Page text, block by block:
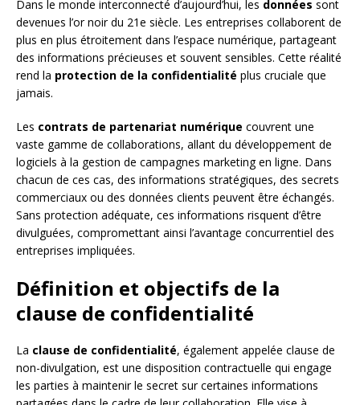
Dans le monde interconnecté d’aujourd’hui, les données sont
devenues l’or noir du 21e siècle. Les entreprises collaborent de
plus en plus étroitement dans l’espace numérique, partageant
des informations précieuses et souvent sensibles. Cette réalité
rend la protection de la confidentialité plus cruciale que
jamais.
Les contrats de partenariat numérique couvrent une
vaste gamme de collaborations, allant du développement de
logiciels à la gestion de campagnes marketing en ligne. Dans
chacun de ces cas, des informations stratégiques, des secrets
commerciaux ou des données clients peuvent être échangés.
Sans protection adéquate, ces informations risquent d’être
divulguées, compromettant ainsi l’avantage concurrentiel des
entreprises impliquées.
Définition et objectifs de la
clause de confidentialité
La clause de confidentialité, également appelée clause de
non-divulgation, est une disposition contractuelle qui engage
les parties à maintenir le secret sur certaines informations